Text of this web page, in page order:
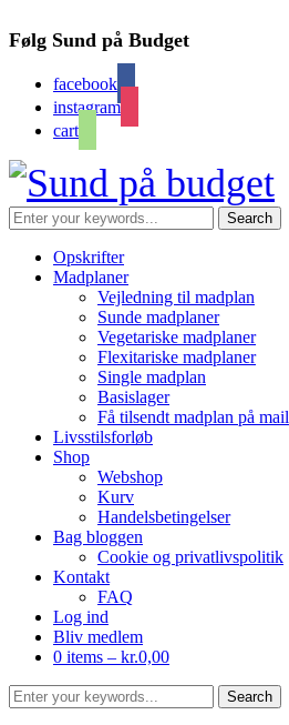
Følg Sund på Budget
facebook
instagram
cart
Opskrifter
Madplaner
Vejledning til madplan
Sunde madplaner
Vegetariske madplaner
Flexitariske madplaner
Single madplan
Basislager
Få tilsendt madplan på mail
Livsstilsforløb
Shop
Webshop
Kurv
Handelsbetingelser
Bag bloggen
Cookie og privatlivspolitik
Kontakt
FAQ
Log ind
Bliv medlem
0 items – kr.0,00